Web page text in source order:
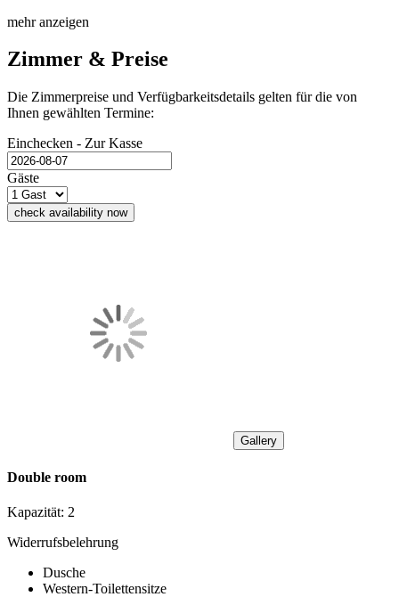
mehr anzeigen
Zimmer & Preise
Die Zimmerpreise und Verfügbarkeitsdetails gelten für die von
Ihnen gewählten Termine:
Einchecken - Zur Kasse
Gäste
check availability now
Gallery
Double room
Kapazität: 2
Widerrufsbelehrung
Dusche
Western-Toilettensitze